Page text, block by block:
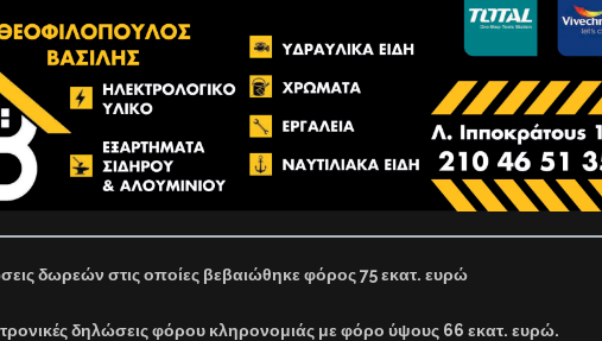
δωρεών στις οποίες βεβαιώθηκε φόρος 75 εκατ. ευρώ
δηλώσεις φόρου κληρονομιάς με φόρο ύψους 66 εκατ. ευρώ.